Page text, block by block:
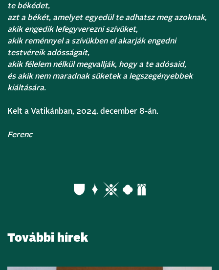
te békédet,
azt a békét, amelyet egyedül te adhatsz meg azoknak,
akik engedik lefegyverezni szívüket,
akik reménnyel a szívükben el akarják engedni
testvéreik adósságait,
akik félelem nélkül megvallják, hogy a te adósaid,
és akik nem maradnak süketek a legszegényebbek
kiáltására.
Kelt a Vatikánban, 2024. december 8-án.
Ferenc
További hírek